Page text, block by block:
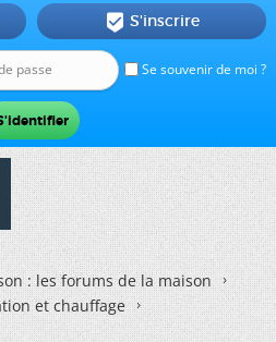
Se souvenir de moi ?
 S'inscrire
: les forums de la maison
et chauffage